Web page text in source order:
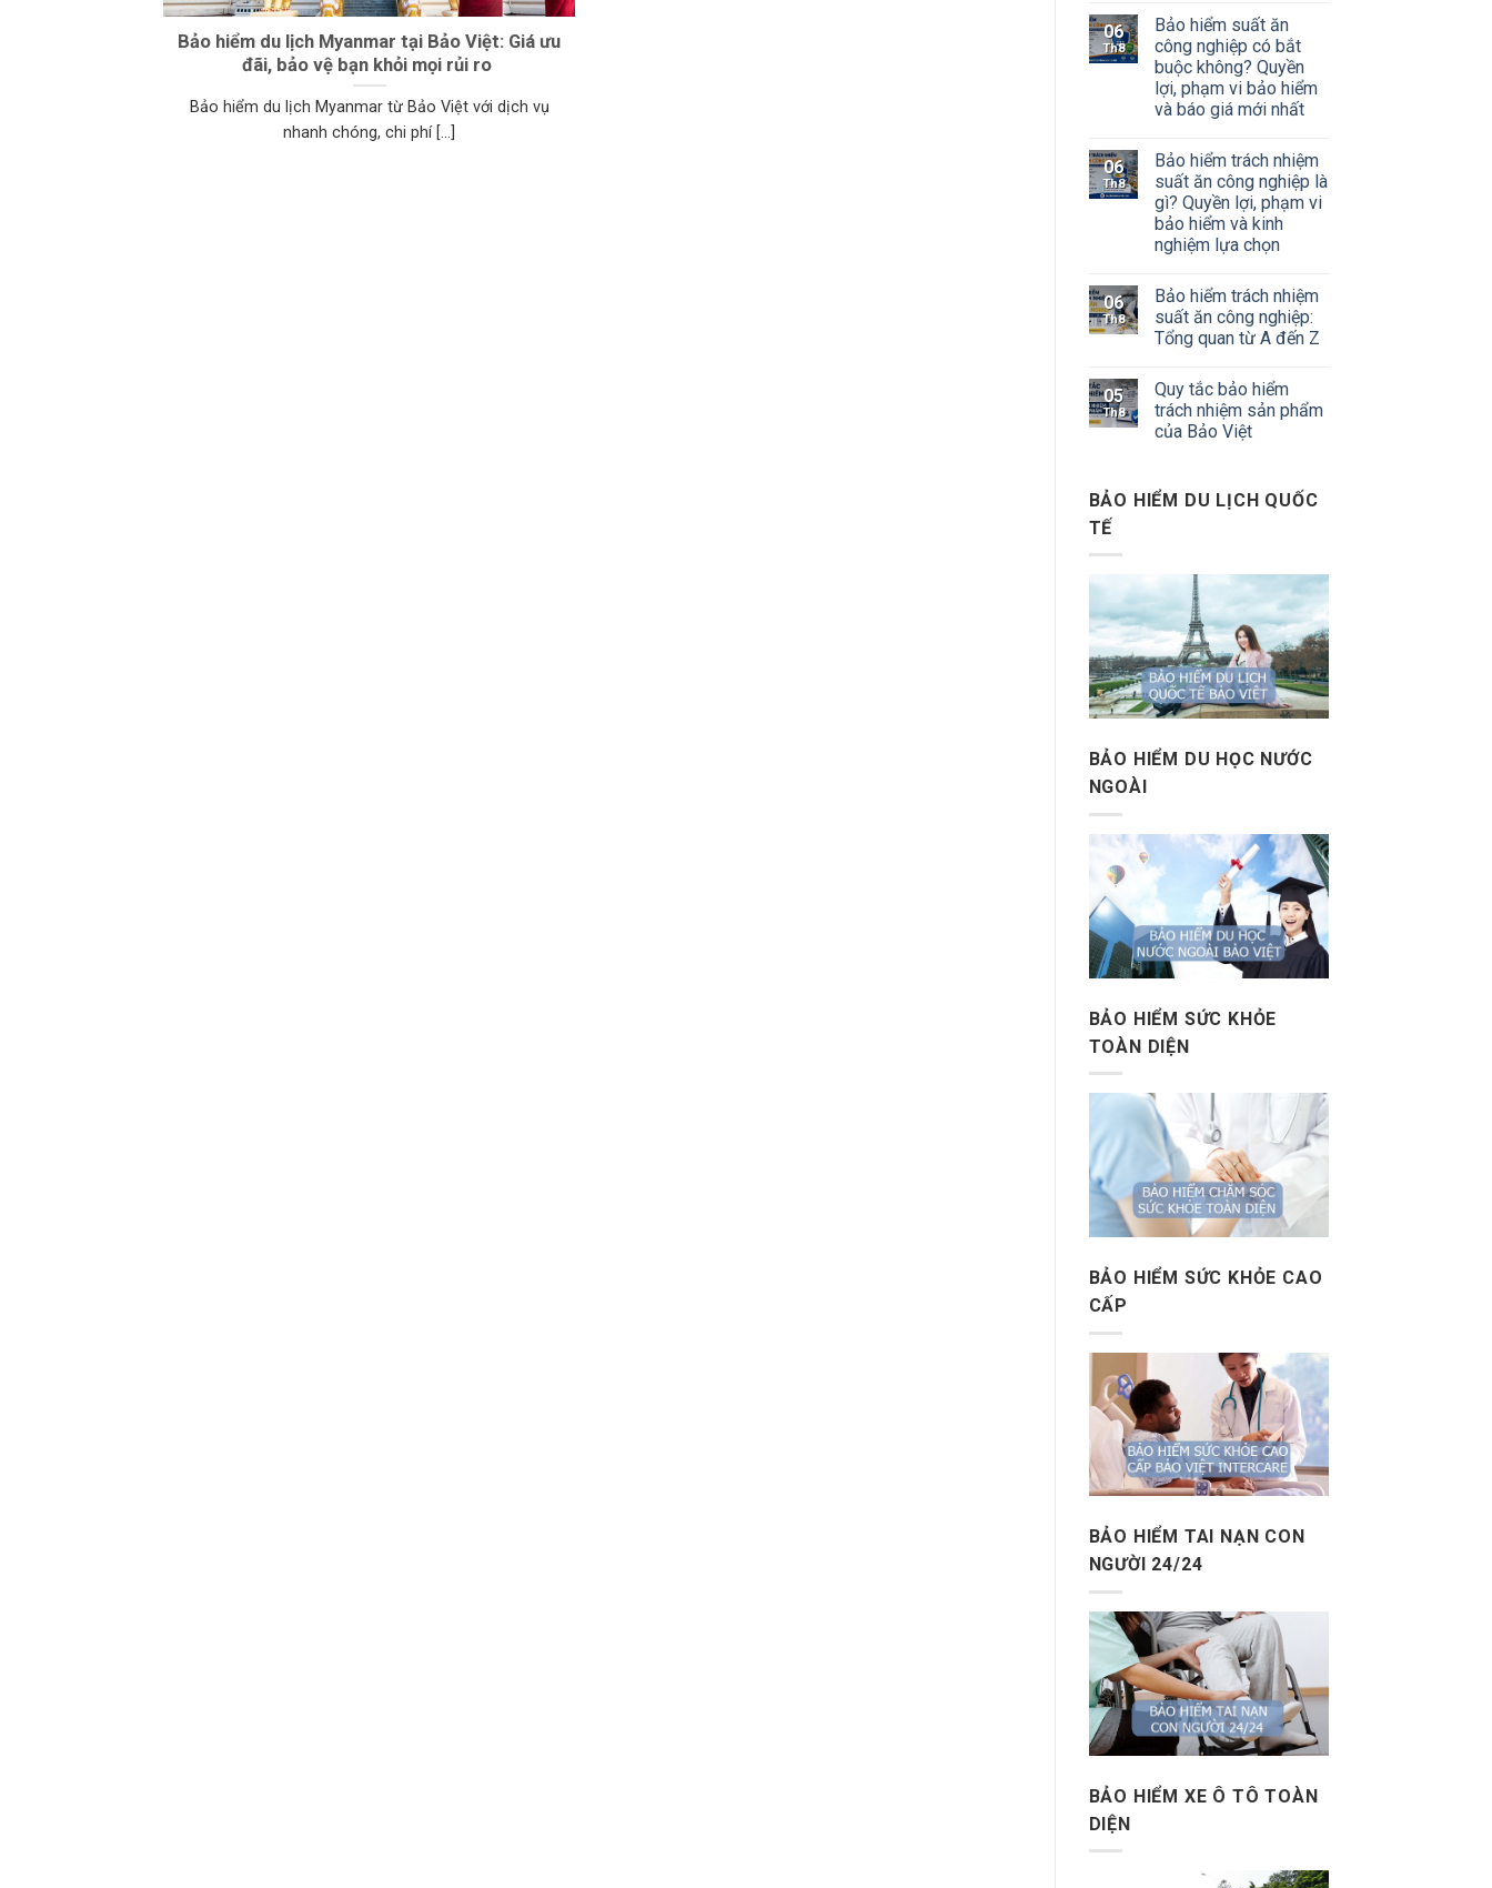
Bảo hiểm du lịch Myanmar tại Bảo Việt: Giá ưu
đãi, bảo vệ bạn khỏi mọi rủi ro
Bảo hiểm du lịch Myanmar từ Bảo Việt với dịch vụ
nhanh chóng, chi phí [...]
06
Th8
Bảo hiểm suất ăn
công nghiệp có bắt
buộc không? Quyền
lợi, phạm vi bảo hiểm
và báo giá mới nhất
06
Th8
Bảo hiểm trách nhiệm
suất ăn công nghiệp là
gì? Quyền lợi, phạm vi
bảo hiểm và kinh
nghiệm lựa chọn
06
Th8
Bảo hiểm trách nhiệm
suất ăn công nghiệp:
Tổng quan từ A đến Z
05
Th8
Quy tắc bảo hiểm
trách nhiệm sản phẩm
của Bảo Việt
BẢO HIỂM DU LỊCH QUỐC
TẾ
BẢO HIỂM DU HỌC NƯỚC
NGOÀI
BẢO HIỂM SỨC KHỎE
TOÀN DIỆN
BẢO HIỂM SỨC KHỎE CAO
CẤP
BẢO HIỂM TAI NẠN CON
NGƯỜI 24/24
BẢO HIỂM XE Ô TÔ TOÀN
DIỆN